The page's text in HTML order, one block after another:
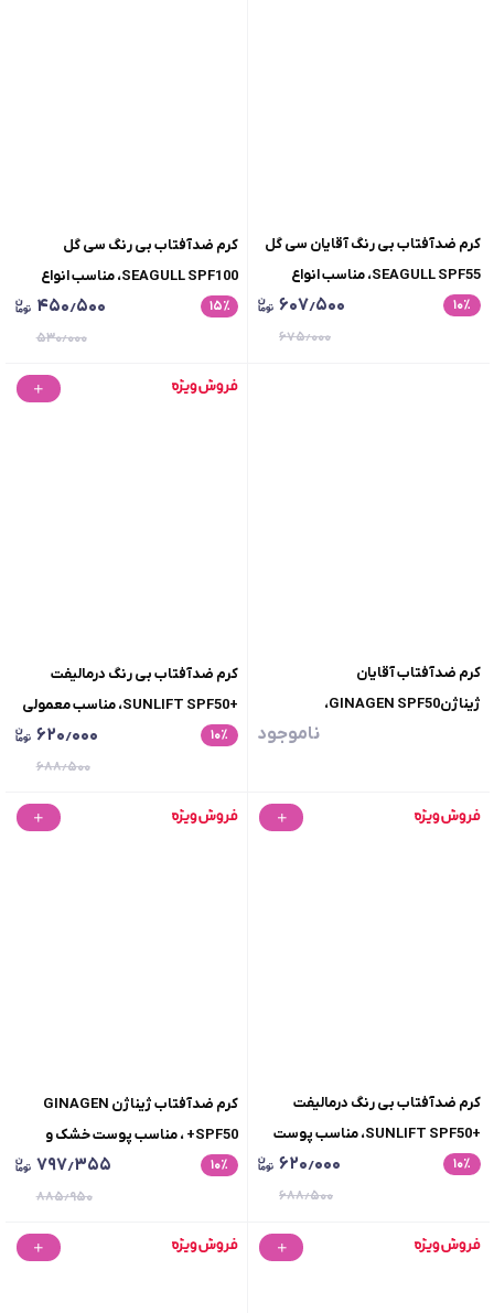
کرم ضدآفتاب بی رنگ آقایان سی گل
SEAGULL SPF55، مناسب انواع
پوست، حجم 50 میلی لیتر
۱۰٪ ۶۰۷٫۵۰۰
۶۷۵٫۰۰۰
کرم ضدآفتاب بی رنگ سی گل
SEAGULL SPF100، مناسب انواع
پوست، حجم 50 میلی لیتر
۱۵٪ ۴۵۰٫۵۰۰
۵۳۰٫۰۰۰
کرم ضدآفتاب آقایان
ژیناژنGINAGEN SPF50،
ضدچروک،غیرکومدوژنیک،محافظت
ناموجود
کرم ضدآفتاب بی رنگ درمالیفت
+SUNLIFT SPF50، مناسب معمولی
و خشک، حجم 40 میلی لیتر
۱۰٪ ۶۲۰٫۰۰۰
۶۸۸٫۵۰۰
کرم ضدآفتاب بی رنگ درمالیفت
+SUNLIFT SPF50، مناسب پوست
چرب و مختلط، حجم 40 میلی لیتر
۱۰٪ ۶۲۰٫۰۰۰
۶۸۸٫۵۰۰
کرم ضدآفتاب ژیناژن GINAGEN
+SPF50 ، مناسب پوست خشک و
نرمال، بی رنگ50میلی لیتر
۱۰٪ ۷۹۷٫۳۵۵
۸۸۵٫۹۵۰